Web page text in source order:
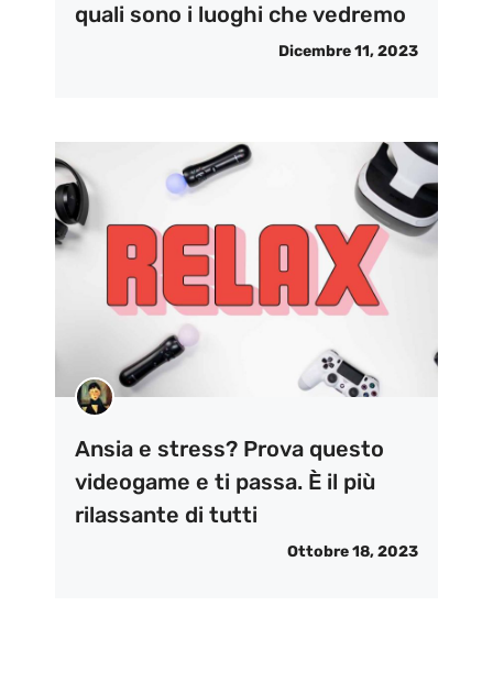
quali sono i luoghi che vedremo
Dicembre 11, 2023
Ansia e stress? Prova questo
videogame e ti passa. È il più
rilassante di tutti
Ottobre 18, 2023